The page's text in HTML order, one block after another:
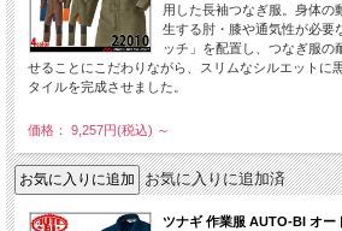
用した長袖つなぎ服。身体の
生する肘・膝や通気性が必要
ッチ」を配置し、つなぎ服の
せることにこだわりながら、スリムなシルエットに
タイルを完成させました。
価格： 9,257円(税込) ～
お気に入りに追加済
ツナギ 作業服 AUTO-BI オー